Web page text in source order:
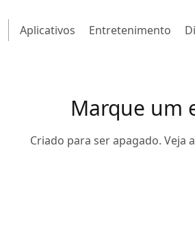
Aplicativos Entretenimento
Marque um
Criado para ser apagado. Veja